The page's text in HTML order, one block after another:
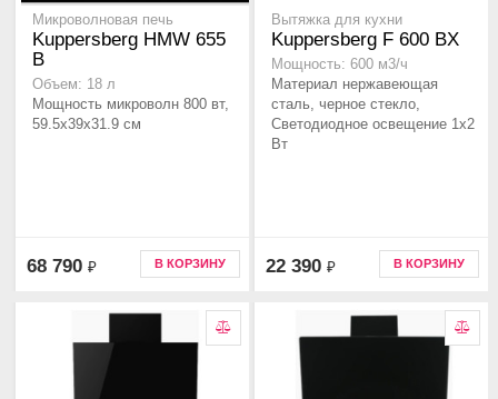
Микроволновая печь
Kuppersberg HMW 655
B
Объем: 18 л
Мощность микроволн 800 вт,
59.5x39x31.9 см
68 790 ₽ В КОРЗИНУ
Вытяжка для кухни
Kuppersberg F 600 BX
Мощность: 600 м3/ч
Материал нержавеющая
сталь, черное стекло,
Светодиодное освещение 1x2
Вт
22 390 ₽ В КОРЗИНУ